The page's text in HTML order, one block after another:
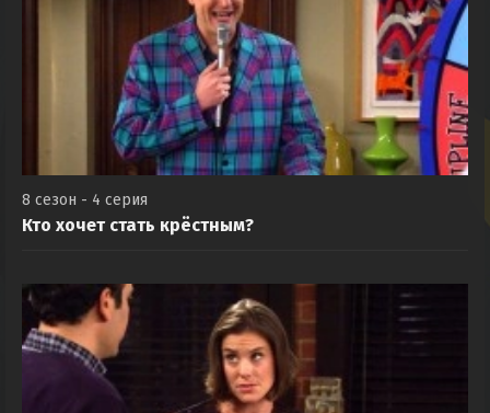
8 сезон - 4 серия
Кто хочет стать крёстным?